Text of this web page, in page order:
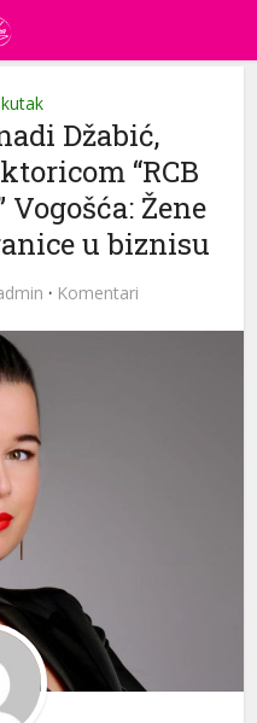
Džabić,
“RCB
Žene
u biznisu
· Komentari